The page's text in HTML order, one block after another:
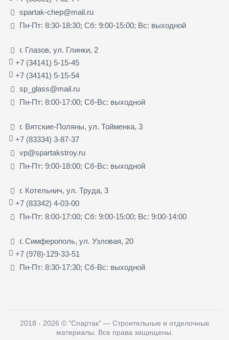
spartak-chep@mail.ru
Пн-Пт: 8:30-18:30; Сб: 9:00-15:00; Вс: выходной
г. Глазов, ул. Глинки, 2
+7 (34141) 5-15-45
+7 (34141) 5-15-54
sp_glass@mail.ru
Пн-Пт: 8:00-17:00; Сб-Вс: выходной
г. Вятские-Поляны, ул. Тойменка, 3
+7 (83334) 3-87-37
vp@spartakstroy.ru
Пн-Пт: 9:00-18:00; Сб-Вс: выходной
г. Котельнич, ул. Труда, 3
+7 (83342) 4-03-00
Пн-Пт: 8:00-17:00; Сб: 9:00-15:00; Вс: 9:00-14:00
г. Симферополь, ул. Узловая, 20
+7 (978)-129-33-51
Пн-Пт: 8:30-17:30; Сб-Вс: выходной
2018 - 2026 © "Спартак" — Строительные и отделочные
материалы . Все права защищены.